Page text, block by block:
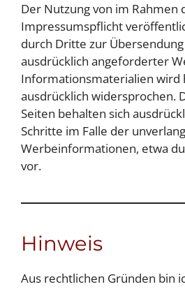
Der Nutzung von im Rahmen
Impressumspflicht
durch Dritte zur
ausdrücklich angeforderter
Informationsmaterialien wird
ausdrücklich widersprochen.
Seiten behalten sich
Schritte im Falle der
Werbeinformationen, etwa
vor.
Hinweis
Aus rechtlichen Gründen bin